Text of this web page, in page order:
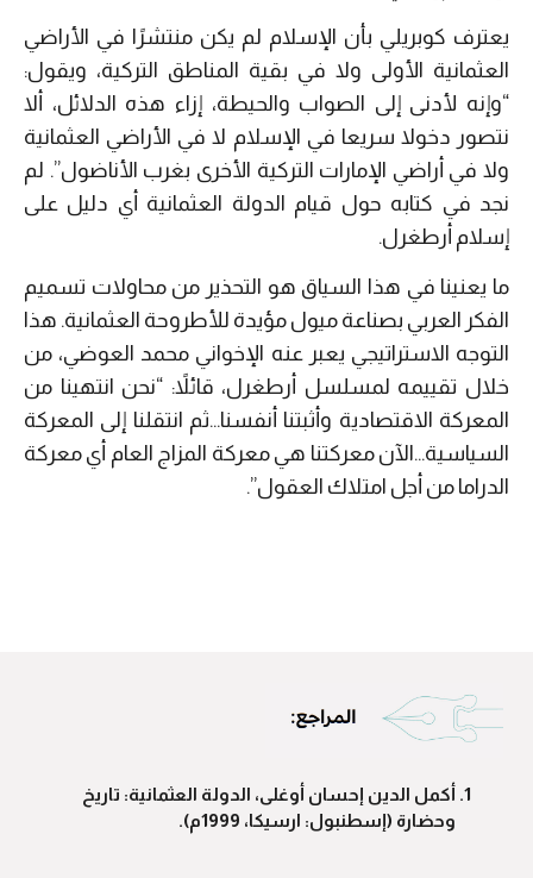
يعترف كوبريلي بأن الإسلام لم يكن منتشرًا في الأراضي
العثمانية الأولى ولا في بقية المناطق التركية، ويقول:
“وإنه لأدنى إلى الصواب والحيطة، إزاء هذه الدلائل، ألا
نتصور دخولا سريعا في الإسلام لا في الأراضي العثمانية
ولا في أراضي الإمارات التركية الأخرى بغرب الأناضول”. لم
نجد في كتابه حول قيام الدولة العثمانية أي دليل على
إسلام أرطغرل.
ما يعنينا في هذا السياق هو التحذير من محاولات تسميم
الفكر العربي بصناعة ميول مؤيدة للأطروحة العثمانية. هذا
التوجه الاستراتيجي يعبر عنه الإخواني محمد العوضي، من
خلال تقييمه لمسلسل أرطغرل، قائلاً: “نحن انتهينا من
المعركة الاقتصادية وأثبتنا أنفسنا…ثم انتقلنا إلى المعركة
السياسية…الآن معركتنا هي معركة المزاج العام أي معركة
الدراما من أجل امتلاك العقول”.
أكمل الدين إحسان أوغلى، الدولة العثمانية: تاريخ
وحضارة (إسطنبول: ارسيكا، 1999م).